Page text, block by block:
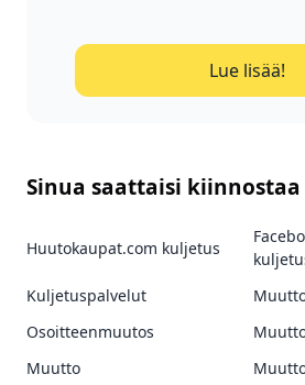
Lue lisää!
Sinua saattaisi kiinnostaa
Huutokaupat.com kuljetus
Kuljetuspalvelut
Osoitteenmuutos
Muutto